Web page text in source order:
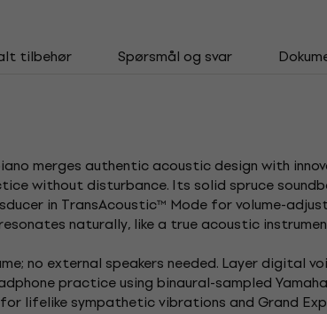
tilbehør Spørsmål og svar
merges authentic acoustic design with
without disturbance. Its solid spruce
in TransAcoustic™ Mode for volume-
naturally, like a true acoustic
no external speakers needed. Layer digital
practice using binaural-sampled
lifelike sympathetic vibrations and Grand